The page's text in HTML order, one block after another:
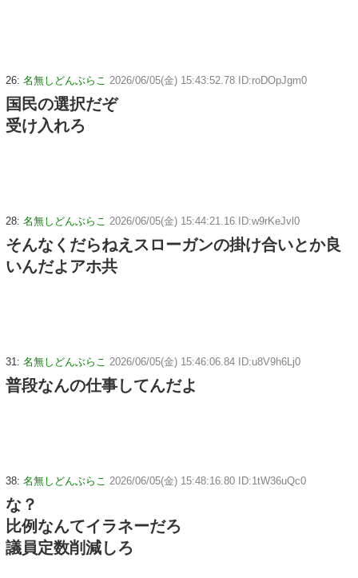
26: 名無しどんぶらこ 2026/06/05(金) 15:43:52.78 ID:roDOpJgm0
国民の選択だぞ
受け入れろ
28: 名無しどんぶらこ 2026/06/05(金) 15:44:21.16 ID:w9rKeJvl0
そんなくだらねえスローガンの掛け合いとか良
いんだよアホ共
31: 名無しどんぶらこ 2026/06/05(金) 15:46:06.84 ID:u8V9h6Lj0
普段なんの仕事してんだよ
38: 名無しどんぶらこ 2026/06/05(金) 15:48:16.80 ID:1tW36uQc0
な？
比例なんてイラネーだろ
議員定数削減しろ